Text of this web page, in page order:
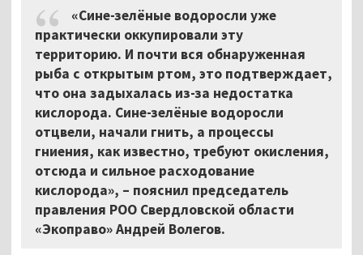
«Сине-зелёные водоросли уже
практически оккупировали эту
территорию. И почти вся обнаруженная
рыба с открытым ртом, это подтверждает,
что она задыхалась из-за недостатка
кислорода. Сине-зелёные водоросли
отцвели, начали гнить, а процессы
гниения, как известно, требуют окисления,
отсюда и сильное расходование
кислорода», – пояснил председатель
правления РОО Свердловской области
«Экоправо» Андрей Волегов.